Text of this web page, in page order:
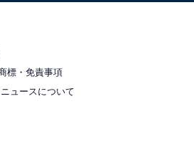
標・免責事項
ュースについて